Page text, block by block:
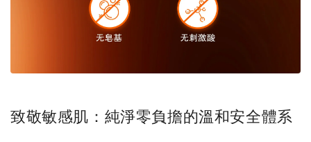
致敬敏感肌：純淨零負擔的溫和安全體系